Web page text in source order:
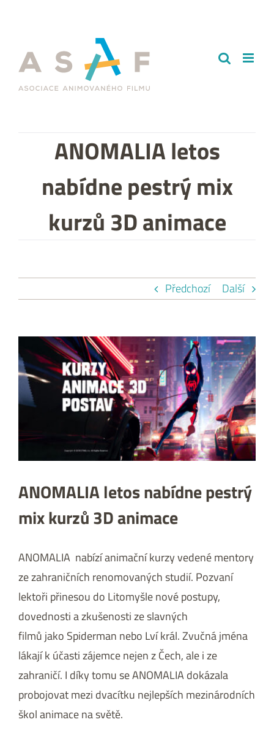
ANOMALIA letos
nabídne pestrý mix
kurzů 3D animace
Předchozí Další
Zobrazit
větší
obrázek
ANOMALIA letos nabídne pestrý
mix kurzů 3D animace
ANOMALIA nabízí animační kurzy vedené mentory
ze zahraničních renomovaných studií. Pozvaní
lektoři přinesou do Litomyšle nové postupy,
dovednosti a zkušenosti ze slavných
filmů jako Spiderman nebo Lví král. Zvučná jména
lákají k účasti zájemce nejen z Čech, ale i ze
zahraničí. I díky tomu se ANOMALIA dokázala
probojovat mezi dvacítku nejlepších mezinárodních
škol animace na světě.